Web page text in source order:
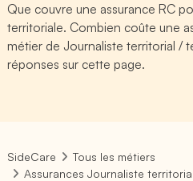
Que couvre une assurance RC
territoriale. Combien coûte une
métier de Journaliste territorial /
réponses sur cette page.
SideCare
Tous les métiers
Assurances Journaliste